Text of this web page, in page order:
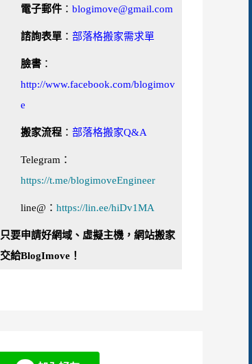
電子郵件 ： blogimove@gmail.com
諮詢表單 ： 部落格搬家需求單
臉書 ：
http://www.facebook.com/blogimov
e
搬家流程 ： 部落格搬家Q&A
Telegram：
https://t.me/blogimoveEngineer
line@： https://lin.ee/hiDv1MA
只要申請好網域、虛擬主機，網站搬家
交給BlogImove！